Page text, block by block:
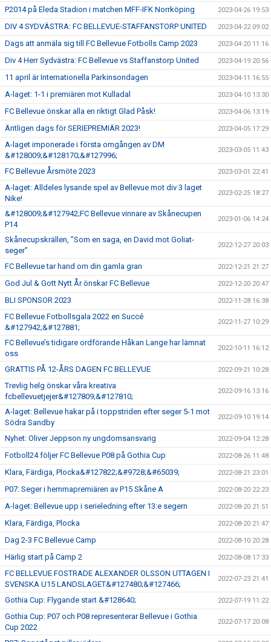
P2014 på Eleda Stadion i matchen MFF-IFK Norrköping 2023-04-26 19:53
DIV 4 SYDVÄSTRA: FC BELLEVUE-STAFFANSTORP UNITED 2023-04-22 09:02
Dags att anmäla sig till FC Bellevue Fotbolls Camp 2023 2023-04-20 11:16
Div 4 Herr Sydvästra: FC Bellevue vs Staffanstorp United 2023-04-19 20:56
11 april är Internationella Parkinsondagen 2023-04-11 16:55
A-laget: 1-1 i premiären mot Kulladal 2023-04-10 13:30
FC Bellevue önskar alla en riktigt Glad Påsk! 2023-04-06 13:19
Äntligen dags för SERIEPREMIÄR 2023! 2023-04-05 17:29
A-laget imponerade i första omgången av DM
&#128009;&#128170;&#127996;
2023-03-05 11:43
FC Bellevue Årsmöte 2023 2023-03-01 22:41
A-laget: Alldeles lysande spel av Bellevue mot div 3 laget
Nike!
2023-02-25 18:27
&#128009;&#127942;FC Bellevue vinnare av Skånecupen
P14
2023-01-06 14:24
Skånecupskrällen, ”Som en saga, en David mot Goliat-
seger”
2022-12-27 20:03
FC Bellevue tar hand om din gamla gran 2022-12-21 21:27
God Jul & Gott Nytt År önskar FC Bellevue 2022-12-20 20:47
BLI SPONSOR 2023 2022-11-28 16:38
FC Bellevue Fotbollsgala 2022 en Succé
&#127942;&#127881;
2022-11-27 10:29
FC Bellevue’s tidigare ordförande Håkan Lange har lämnat
oss
2022-10-11 16:12
GRATTIS PÅ 12-ÅRS DAGEN FC BELLEVUE 2022-09-21 10:28
Trevlig helg önskar våra kreativa
fcbellevuetjejer&#127809;&#127810;
2022-09-16 13:16
A-laget: Bellevue hakar på i toppstriden efter seger 5-1 mot
Södra Sandby
2022-09-10 19:14
Nyhet: Oliver Jeppson ny ungdomsansvarig 2022-09-04 12:28
Fotboll24 följer FC Bellevue P08 på Gothia Cup 2022-08-26 11:48
Klara, Färdiga, Plocka&#127822;&#9728;&#65039; 2022-08-21 23:01
P07: Seger i hemmapremiären av P15 Skåne A 2022-08-20 22:23
A-laget: Bellevue upp i serieledning efter 13:e segern 2022-08-20 21:51
Klara, Färdiga, Plocka 2022-08-20 21:47
Dag 2-3 FC Bellevue Camp 2022-08-10 20:28
Härlig start på Camp 2 2022-08-08 17:33
FC BELLEVUE FOSTRADE ALEXANDER OLSSON UTTAGEN I
SVENSKA U15 LANDSLAGET&#127480;&#127466;
2022-07-23 21:41
Gothia Cup: Flygande start &#128640; 2022-07-19 11:22
Gothia Cup: P07 och P08 representerar Bellevue i Gothia
Cup 2022
2022-07-17 20:08